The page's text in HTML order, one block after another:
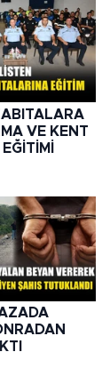
VE KENT